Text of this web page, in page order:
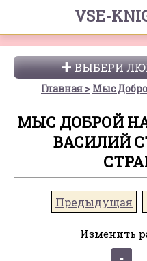
VSE-
ВЫБЕРИ
Главная Мыс
МЫС ДОБРОЙ
ВАСИЛИЙ
Предыдущая
Изменить